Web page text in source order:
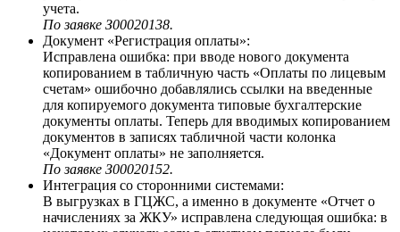
учета.
По заявке З00020138.
Документ «Регистрация оплаты»:
Исправлена ошибка: при вводе нового документа
копированием в табличную часть «Оплаты по лицевым
счетам» ошибочно добавлялись ссылки на введенные
для копируемого документа типовые бухгалтерские
документы оплаты. Теперь для вводимых копированием
документов в записях табличной части колонка
«Документ оплаты» не заполняется.
По заявке З00020152.
Интеграция со сторонними системами:
В выгрузках в ГЦЖС, а именно в документе «Отчет о
начислениях за ЖКУ» исправлена следующая ошибка: в